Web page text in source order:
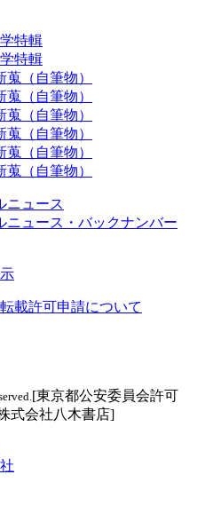
特輯
特輯
蒐（自筆物）
蒐（自筆物）
蒐（自筆物）
蒐（自筆物）
蒐（自筆物）
蒐（自筆物）
ニュース
ニュース・バックナンバー
載許可申請について
[東京都公安委員会許可
式会社八木書店]